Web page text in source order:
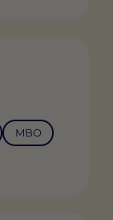
MBO